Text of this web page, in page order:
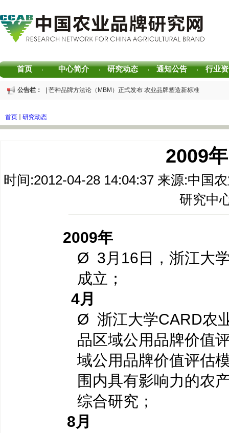
首页 | 中心简介 | 研究动态 | 通知公告 | 行业
公告栏：
重磅发布 | 芒种品牌方法论（MBM）正式发布 农业品牌塑造新标准
书香赋能乡村振兴！“耕读中国·品牌强农”主题阅读活动在杭州圆满落幕
首页 研究动态
2009
时间:2012-04-28 14:04:37 来源:中国
研究中
2009年
Ø 3月16日，浙江大
成立；
4月
Ø 浙江大学CARD农
品区域公用品牌价值
域公用品牌价值评估
围内具有影响力的农
综合研究；
8月